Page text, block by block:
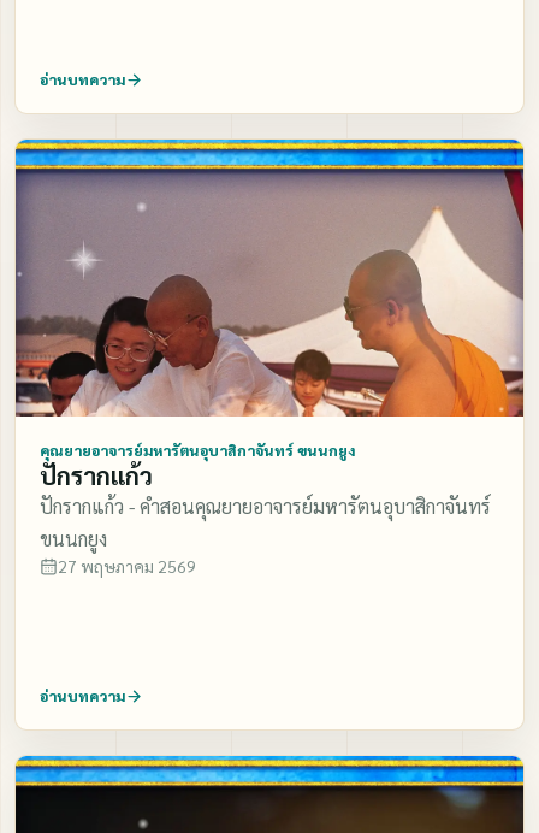
อ่านบทความ
คุณยายอาจารย์มหารัตนอุบาสิกาจันทร์ ขนนกยูง
ปักรากแก้ว
ปักรากแก้ว - คำสอนคุณยายอาจารย์มหารัตนอุบาสิกาจันทร์
ขนนกยูง
27 พฤษภาคม 2569
อ่านบทความ